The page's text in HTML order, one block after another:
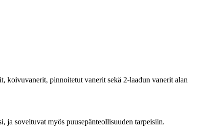
koivuvanerit, pinnoitetut vanerit sekä 2-laadun vanerit alan
ja soveltuvat myös puusepänteollisuuden tarpeisiin.